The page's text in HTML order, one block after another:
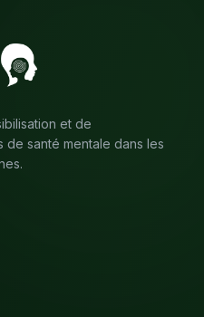
et de
santé mentale dans les